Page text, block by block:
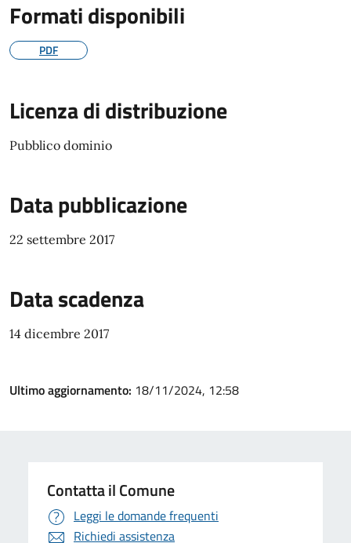
Formati disponibili
PDF
Licenza di distribuzione
Pubblico dominio
Data pubblicazione
22 settembre 2017
Data scadenza
14 dicembre 2017
Ultimo aggiornamento: 18/11/2024, 12:58
Contatta il Comune
Leggi le domande frequenti
Richiedi assistenza